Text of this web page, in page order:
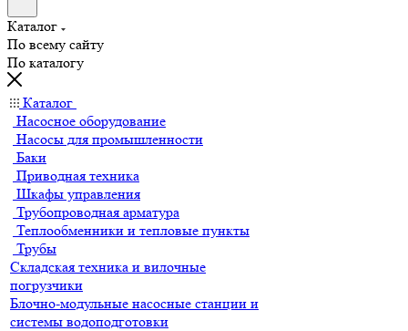
Каталог
По всему сайту
По каталогу
Каталог
Насосное оборудование
Насосы для промышленности
Баки
Приводная техника
Шкафы управления
Трубопроводная арматура
Теплообменники и тепловые пункты
Трубы
Складская техника и вилочные
погрузчики
Блочно-модульные насосные станции и
системы водоподготовки